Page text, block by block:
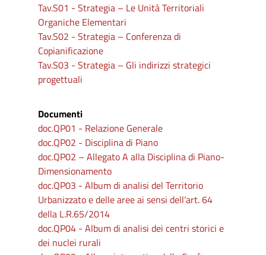
Tav.S01 - Strategia – Le Unità Territoriali
Organiche Elementari
Tav.S02 - Strategia – Conferenza di
Copianificazione
Tav.S03 - Strategia – Gli indirizzi strategici
progettuali
Documenti
doc.QP01 - Relazione Generale
doc.QP02 - Disciplina di Piano
doc.QP02 – Allegato A alla Disciplina di Piano-
Dimensionamento
doc.QP03 - Album di analisi del Territorio
Urbanizzato e delle aree ai sensi dell’art. 64
della L.R.65/2014
doc.QP04 - Album di analisi dei centri storici e
dei nuclei rurali